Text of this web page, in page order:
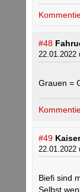
#48
22.01.2022
Grauen =
#49
22.01.2022
Biefi sind
Selbst